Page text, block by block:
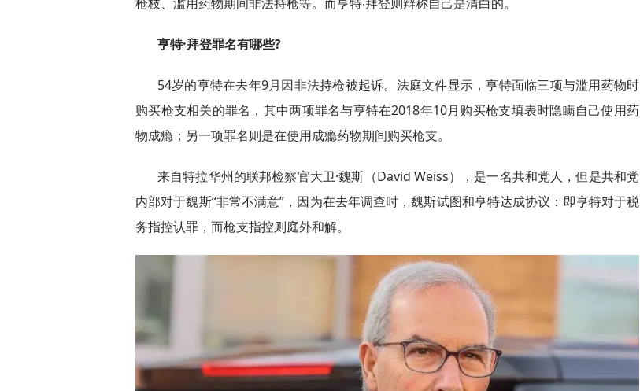
亨特·拜登罪名有哪些?
54岁的亨特在去年9月因非法持枪被起诉。法庭文件显示，亨特面临三项与滥用药物时
购买枪支相关的罪名，其中两项罪名与亨特在2018年10月购买枪支填表时隐瞒自己使用药
物成瘾；另一项罪名则是在使用成瘾药物期间购买枪支。
来自特拉华州的联邦检察官大卫·魏斯（David Weiss），是一名共和党人，但是共和党
内部对于魏斯“非常不满意”，因为在去年调查时，魏斯试图和亨特达成协议：即亨特对于税
务指控认罪，而枪支指控则庭外和解。